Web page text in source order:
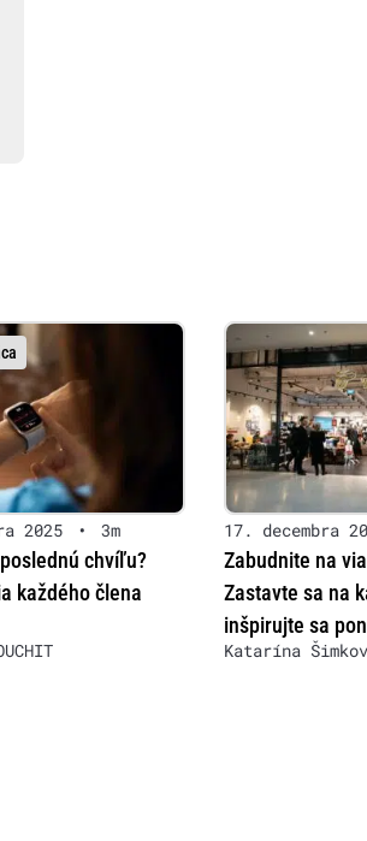
2025 • 3m
chvíľu?
každého člena
17. decembra
Zabudnite na
Zastavte sa na
inšpirujte sa
Katarína